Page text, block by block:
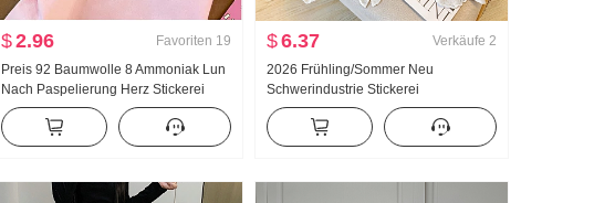
$2.96 Favoriten 19
Preis 92 Baumwolle 8 Ammoniak Lun
Nach Paspelierung Herz Stickerei
Süß Kurz Polo-Kragen T-Shirt Schlank
Petite Modisch
$6.37 Verkäufe 2
2026 Frühling/Sommer Neu
Schwerindustrie Stickerei
Puppenkragen Hemd Frauen
Französischer Stil Retro
Sonnenschutz Strickjacke